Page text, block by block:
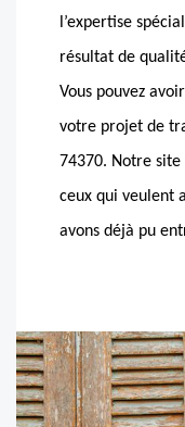
l’expertise
résultat de
Vous pouvez
votre projet de
74370. Notre
ceux qui veulent
avons déjà pu